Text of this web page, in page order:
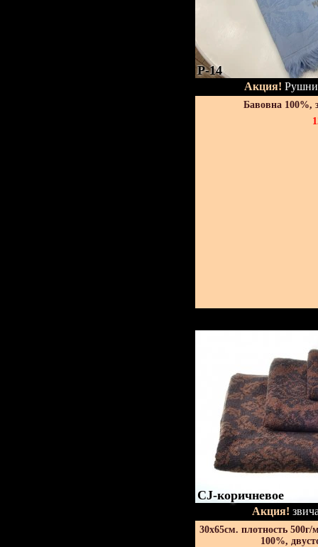
P-14
Акция!
Бавовна 100%,
CJ-коричневое
Акция!
30х65см. плотность 500г/
100%,